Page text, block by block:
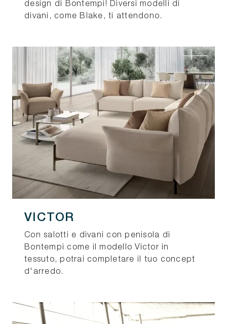
design di Bontempi! Diversi modelli di
divani, come Blake, ti attendono.
VICTOR
Con salotti e divani con penisola di
Bontempi come il modello Victor in
tessuto, potrai completare il tuo concept
d'arredo.